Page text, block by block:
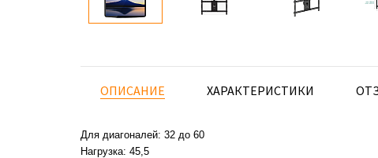
ОПИСАНИЕ ХАРАКТЕРИСТИКИ
Для диагоналей: 32 до 60
Нагрузка: 45,5